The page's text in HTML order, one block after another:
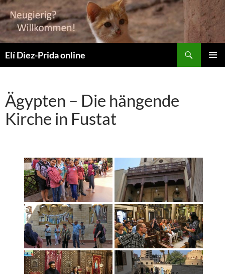
Elí Diez-Prida online
Ägypten – Die hängende
Kirche in Fustat